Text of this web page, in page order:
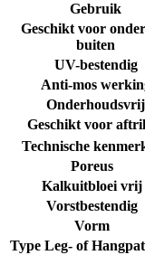
Gebruik
Geschikt voor
buiten
UV-bestendig
Anti-mos
Onderhoudsvrij
Geschikt voor
Technische
Poreus
Kalkuitbloei vrij
Vorstbestendig
Vorm
Type Leg- of